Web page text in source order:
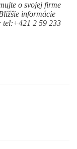
o svojej firme
informácie
tel:+421 2 59 233